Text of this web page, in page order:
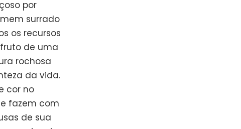
por
surrado
os recursos
de uma
rochosa
da vida.
cor no
fazem com
de sua